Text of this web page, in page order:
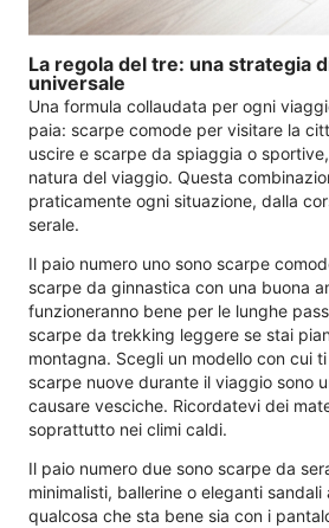
La regola del tre: una strategia
universale
Una formula collaudata per ogni
paia: scarpe comode per visitare la
uscire e scarpe da spiaggia o
natura del viaggio. Questa
praticamente ogni situazione, dalla
serale.
Il paio numero uno sono scarpe
scarpe da ginnastica con una buona
funzioneranno bene per le lunghe
scarpe da trekking leggere se stai
montagna. Scegli un modello con cui
scarpe nuove durante il viaggio sono
causare vesciche. Ricordatevi dei
soprattutto nei climi caldi.
Il paio numero due sono scarpe da
minimalisti, ballerine o eleganti
qualcosa che sta bene sia con i